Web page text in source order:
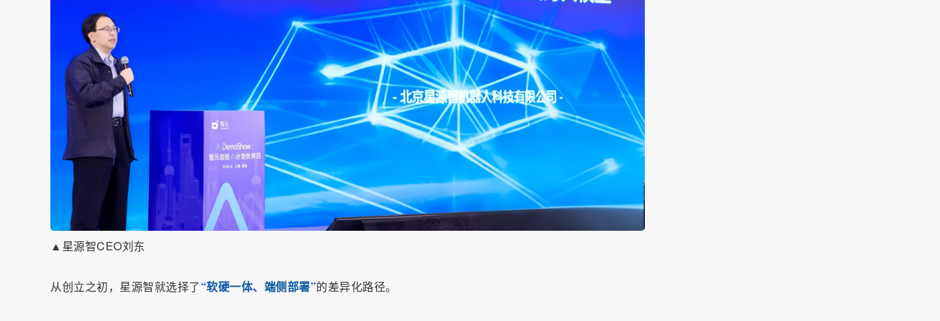
▲星源智CEO刘东
从创立之初，星源智就选择了“软硬一体、端侧部署”的差异化路径。